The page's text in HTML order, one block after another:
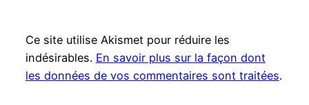
Ce site utilise Akismet pour réduire les
indésirables. En savoir plus sur la façon dont
les données de vos commentaires sont traitées.